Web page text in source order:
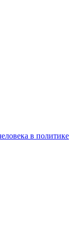
в политике